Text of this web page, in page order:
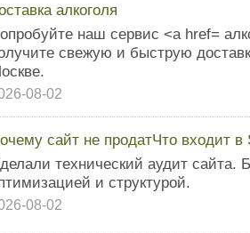
алкоголя
наш сервис <a href=
свежую и быструю
08-02
сайт не продатЧто входит
технический аудит
и структурой.
08-02